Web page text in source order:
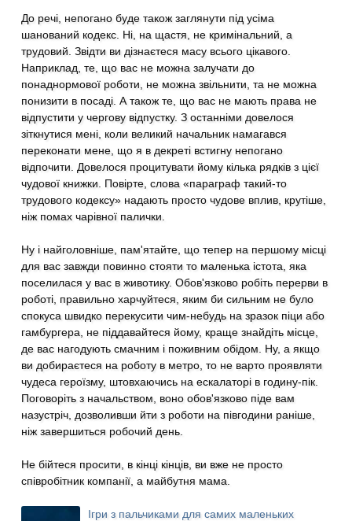
До речі, непогано буде також заглянути під усіма
шанований кодекс. Ні, на щастя, не кримінальний, а
трудовий. Звідти ви дізнаєтеся масу всього цікавого.
Наприклад, те, що вас не можна залучати до
понаднормової роботи, не можна звільнити, та не можна
понизити в посаді. А також те, що вас не мають права не
відпустити у чергову відпустку. З останніми довелося
зіткнутися мені, коли великий начальник намагався
переконати мене, що я в декреті встигну непогано
відпочити. Довелося процитувати йому кілька рядків з цієї
чудової книжки. Повірте, слова «параграф такий-то
трудового кодексу» надають просто чудове вплив, крутіше,
ніж помах чарівної палички.
Ну і найголовніше, пам'ятайте, що тепер на першому місці
для вас завжди повинно стояти то маленька істота, яка
поселилася у вас в животику. Обов'язково робіть перерви в
роботі, правильно харчуйтеся, яким би сильним не було
спокуса швидко перекусити чим-небудь на зразок піци або
гамбургера, не піддавайтеся йому, краще знайдіть місце,
де вас нагодують смачним і поживним обідом. Ну, а якщо
ви добираєтеся на роботу в метро, то не варто проявляти
чудеса героїзму, штовхаючись на ескалаторі в годину-пік.
Поговоріть з начальством, воно обов'язково піде вам
назустріч, дозволивши йти з роботи на півгодини раніше,
ніж завершиться робочий день.
Не бійтеся просити, в кінці кінців, ви вже не просто
співробітник компанії, а майбутня мама.
Ігри з пальчиками для самих маленьких